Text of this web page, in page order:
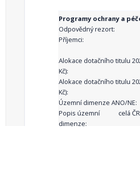
Programy ochrany a
Odpovědný rezort:
Příjemci:
Alokace dotačního titulu
Kč):
Alokace dotačního titulu
Kč):
Územní dimenze ANO/NE:
Popis územní
dimenze:
celá ČR